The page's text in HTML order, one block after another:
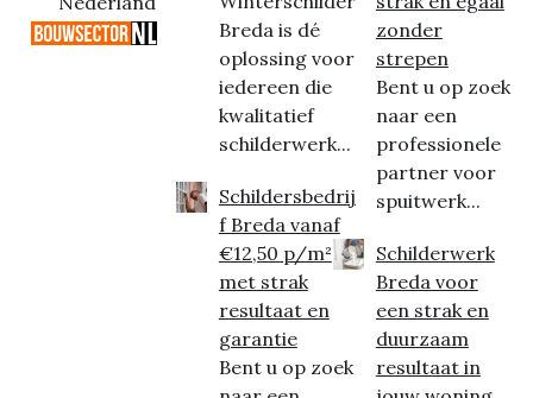
Breda is dé
oplossing voor
iedereen die
kwalitatief
schilderwerk...
Schildersbedrij
f Breda vanaf
€12,50 p/m²
met strak
resultaat en
garantie
Bent u op zoek
zonder
strepen
Bent u op zoek
naar een
professionele
partner voor
spuitwerk...
Schilderwerk
Breda voor
een strak en
duurzaam
resultaat in